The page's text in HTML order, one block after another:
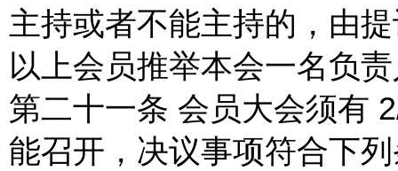
主持或者不能主持的，由
以上会员推举本会一名负
第二十一条 会员大会须有
能召开，决议事项符合下